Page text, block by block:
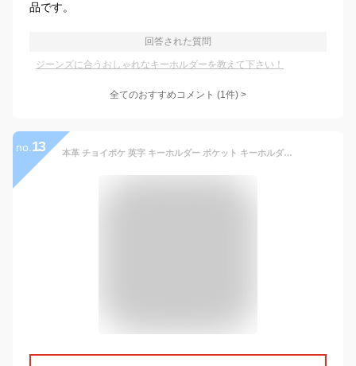
品です。
回答された質問
ジーンズに合うおしゃれなキーホルダーを教えて下さい！
全てのおすすめコメント (1件) >
no. 13 本革 チョイポケ 英字 キーホルダー ポケット キーホルダー 革 ポケット付き 収納 鍵 小銭入れ キーリング コインケース レザー 英字柄 メンズ レディース プレゼント ギフト かわいい おしゃれ 珍しい アンティーク レトロ